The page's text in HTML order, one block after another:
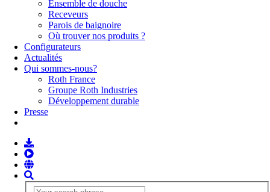
Ensemble de douche
Receveurs
Parois de baignoire
Où trouver nos produits ?
Configurateurs
Actualités
Qui sommes-nous?
Roth France
Groupe Roth Industries
Développement durable
Presse